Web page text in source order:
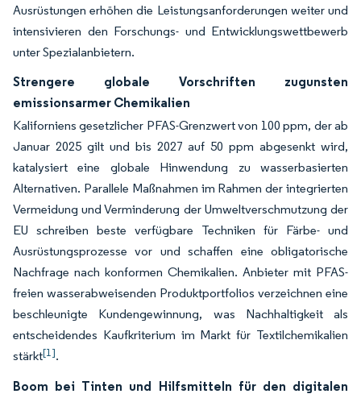
Ausrüstungen erhöhen die Leistungsanforderungen weiter und
intensivieren den Forschungs- und Entwicklungswettbewerb
unter Spezialanbietern.
Strengere globale Vorschriften zugunsten
emissionsarmer Chemikalien
Kaliforniens gesetzlicher PFAS-Grenzwert von 100 ppm, der ab
Januar 2025 gilt und bis 2027 auf 50 ppm abgesenkt wird,
katalysiert eine globale Hinwendung zu wasserbasierten
Alternativen. Parallele Maßnahmen im Rahmen der integrierten
Vermeidung und Verminderung der Umweltverschmutzung der
EU schreiben beste verfügbare Techniken für Färbe- und
Ausrüstungsprozesse vor und schaffen eine obligatorische
Nachfrage nach konformen Chemikalien. Anbieter mit PFAS-
freien wasserabweisenden Produktportfolios verzeichnen eine
beschleunigte Kundengewinnung, was Nachhaltigkeit als
entscheidendes Kaufkriterium im Markt für Textilchemikalien
stärkt[1].
Boom bei Tinten und Hilfsmitteln für den digitalen